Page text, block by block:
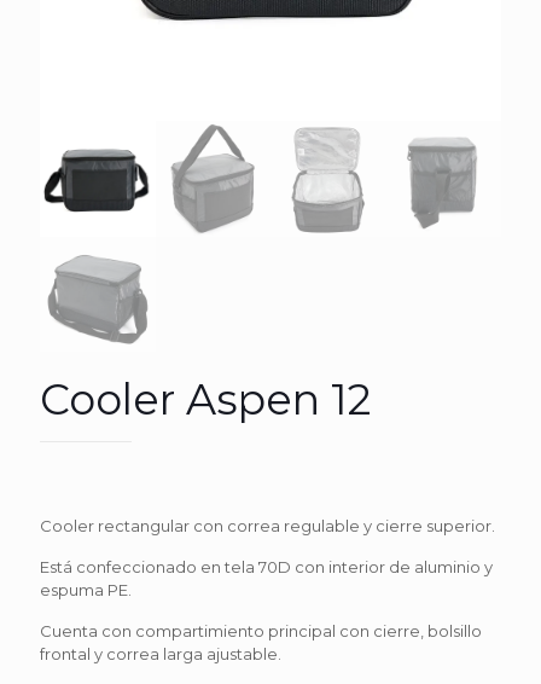
Cooler Aspen 12
Cooler rectangular con correa regulable y cierre superior.
Está confeccionado en tela 70D con interior de aluminio y
espuma PE.
Cuenta con compartimiento principal con cierre, bolsillo
frontal y correa larga ajustable.